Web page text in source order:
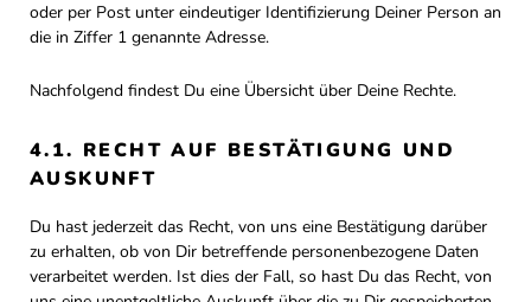
oder per Post unter eindeutiger Identifizierung Deiner Person an
die in Ziffer 1 genannte Adresse.
Nachfolgend findest Du eine Übersicht über Deine Rechte.
4.1. RECHT AUF BESTÄTIGUNG UND
AUSKUNFT
Du hast jederzeit das Recht, von uns eine Bestätigung darüber
zu erhalten, ob von Dir betreffende personenbezogene Daten
verarbeitet werden. Ist dies der Fall, so hast Du das Recht, von